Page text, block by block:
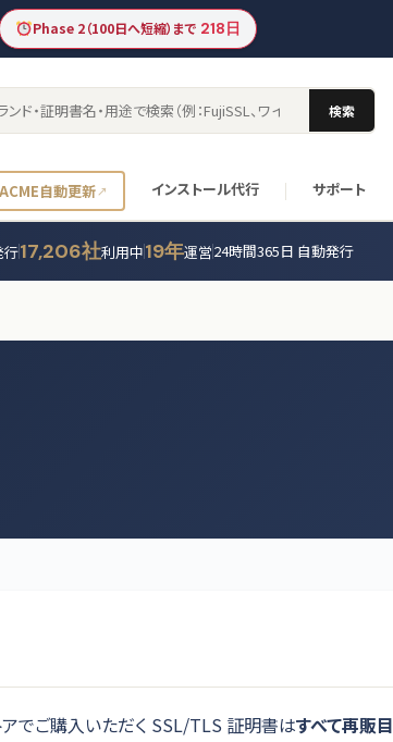
Phase 2（100日へ短縮）まで 218日
検索 検索
ACME自動更新 インストール代行 サポート
行17,206社利用中19年運営24時間365日 自動発行
アでご購入いただく SSL/TLS 証明書はすべて再販